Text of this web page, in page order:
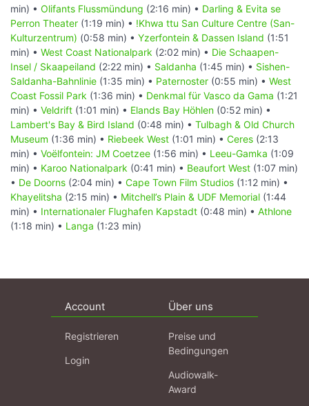
min) • Olifants Flussmündung (2:16 min) • Darling & Evita se
Perron Theater (1:19 min) • !Khwa ttu San Culture Centre (San-
Kulturzentrum) (0:58 min) • Yzerfontein & Dassen Island (1:51
min) • West Coast Nationalpark (2:02 min) • Die Schaapen-
Insel / Skaapeiland (2:22 min) • Saldanha (1:45 min) • Sishen-
Saldanha-Bahnlinie (1:35 min) • Paternoster (0:55 min) • West
Coast Fossil Park (1:36 min) • Denkmal für Vasco da Gama (1:21
min) • Veldrift (1:01 min) • Elands Bay Höhlen (0:52 min) •
Lambert's Bay & Bird Island (0:48 min) • Tulbagh & Old Church
Museum (1:36 min) • Riebeek West (1:01 min) • Ceres (2:13
min) • Voëlfontein: JM Coetzee (1:56 min) • Leeu-Gamka (1:09
min) • Karoo Nationalpark (0:41 min) • Beaufort West (1:07 min)
• De Doorns (2:04 min) • Cape Town Film Studios (1:12 min) •
Khayelitsha (2:15 min) • Mitchell’s Plain & UDF Memorial (1:44
min) • Internationaler Flughafen Kapstadt (0:48 min) • Athlone
(1:18 min) • Langa (1:23 min)
Account
Registrieren
Login
Über uns
Preise und
Bedingungen
Audiowalk-
Award